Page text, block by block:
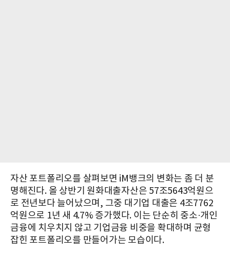
자산 포트폴리오를 살펴보면 iM뱅크의 변화는 좀 더 분
명해진다. 올 상반기 원화대출자산은 57조5643억원으
로 전년보다 늘어났으며, 그중 대기업 대출은 4조7762
억원으로 1년 새 4.7% 증가했다. 이는 단순히 중소·개인
금융에 치우치지 않고 기업금융 비중을 확대하며 균형
잡힌 포트폴리오를 만들어가는 모습이다.